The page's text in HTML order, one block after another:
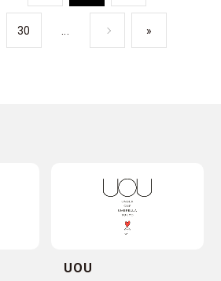
30 »
UOU